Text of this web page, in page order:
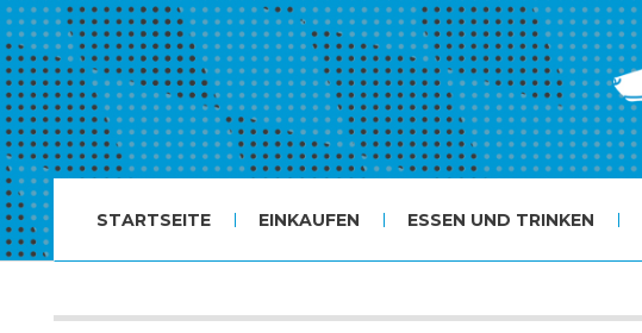
STARTSEITE EINKAUFEN ESSEN UND TRINKEN